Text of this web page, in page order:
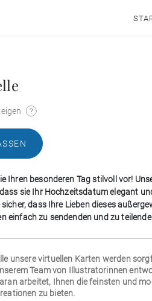
Ihren besonderen Tag stilvoll vor!
sie Ihr Hochzeitsdatum elegant
sicher, dass Ihre Lieben dieses
einfach zu sendenden und zu
unsere virtuellen Karten werden
Team von Illustratorinnen
arbeitet, Ihnen die feinsten und
zu bieten.